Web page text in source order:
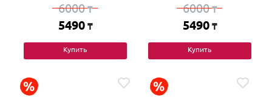
6000₸
5490 ₸
Купить
6000₸
5490 ₸
Купить